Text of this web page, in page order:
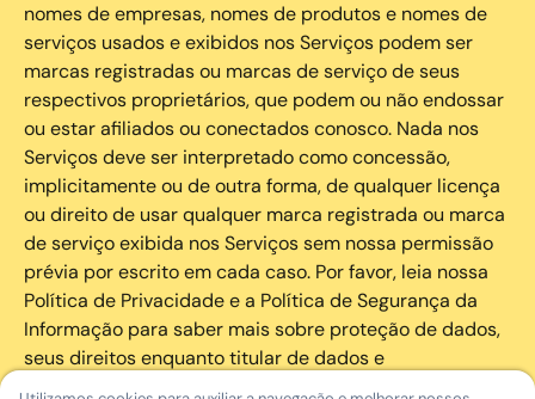
nomes de empresas, nomes de produtos e nomes de
serviços usados e exibidos nos Serviços podem ser
marcas registradas ou marcas de serviço de seus
respectivos proprietários, que podem ou não endossar
ou estar afiliados ou conectados conosco. Nada nos
Serviços deve ser interpretado como concessão,
implicitamente ou de outra forma, de qualquer licença
ou direito de usar qualquer marca registrada ou marca
de serviço exibida nos Serviços sem nossa permissão
prévia por escrito em cada caso. Por favor, leia nossa
Política de Privacidade e a Política de Segurança da
Informação para saber mais sobre proteção de dados,
seus direitos enquanto titular de dados e
cibersegurança.